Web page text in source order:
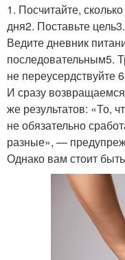
1. Посчитайте,
дня2. Поставьте
Ведите дневник
последовательным5.
не переусердствуйте
И сразу
же результатов: «То,
не обязательно
разные», —
Однако вам стоит